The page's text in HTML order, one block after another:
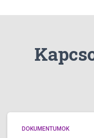
DOKUMENTUMOK